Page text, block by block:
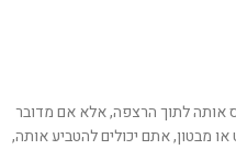
אותה לתוך הרצפה, אלא אם מדובר
מבטון, אתם יכולים להטביע אותה,